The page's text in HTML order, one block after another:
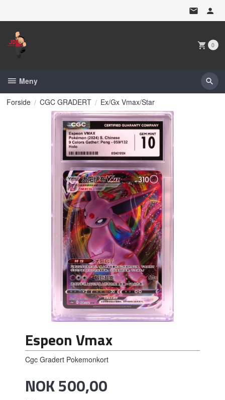
0
Meny
Forside CGC GRADERT Ex/Gx Vmax/Star
Espeon Vmax
Cgc Gradert Pokemonkort
Pris
NOK500,00